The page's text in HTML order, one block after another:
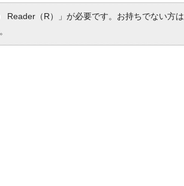
Reader（R）」が必要です。お持ちでない方は